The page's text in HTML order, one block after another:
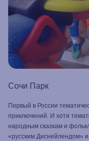
Сочи Парк
Первый в России
приключений. И хотя
народным сказкам и
«русским Диснейлендом»